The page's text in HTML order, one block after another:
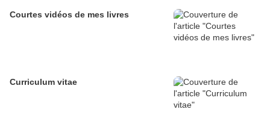
Courtes vidéos de mes livres
Curriculum vitae